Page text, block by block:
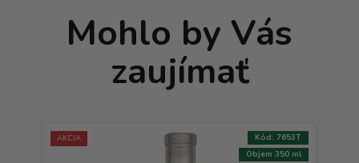
Mohlo by Vás
zaujímať
AKCIA
Objem 350 ml
Kód: 7653T